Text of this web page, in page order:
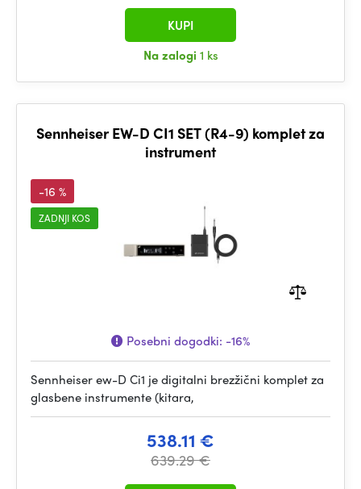
Na zalogi 1 ks
KUPI
Sennheiser EW-D CI1 SET (R4-9) komplet za
instrument
-16 %
ZADNJI KOS
Posebni dogodki: -16%
Sennheiser ew-D Ci1 je digitalni brezžični komplet za
glasbene instrumente (kitara,
538.11 €
639.29 €